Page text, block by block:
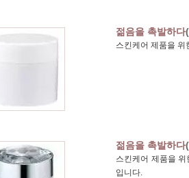
젊음을 촉발하다
스킨케어 제품을 위
젊음을 촉발하다
스킨케어 제품을
입니다.